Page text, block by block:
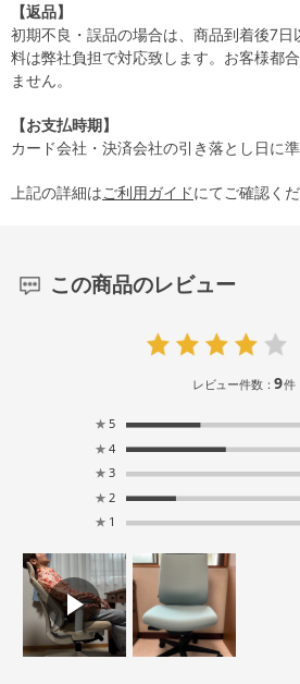
【返品】
初期不良・誤品の場合は、商品到着後7日
料は弊社負担で対応致します。お客様都
ません。
【お支払時期】
カード会社・決済会社の引き落とし日に準
上記の詳細はご利用ガイドにてご確認くだ
この商品のレビュー
レビュー件数：9件
★ 5
★ 4
★ 3
★ 2
★ 1